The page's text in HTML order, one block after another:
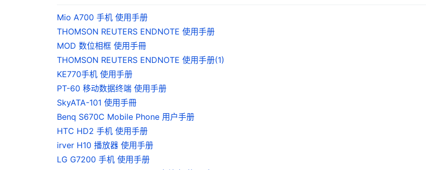
Mio A700 手机 使用手册
THOMSON REUTERS ENDNOTE 使用手册
MOD 数位相框 使用手冊
THOMSON REUTERS ENDNOTE 使用手册(1)
KE770手机 使用手册
PT-60 移动数据终端 使用手册
SkyATA-101 使用手冊
Benq S670C Mobile Phone 用户手册
HTC HD2 手机 使用手册
irver H10 播放器 使用手册
LG G7200 手机 使用手册